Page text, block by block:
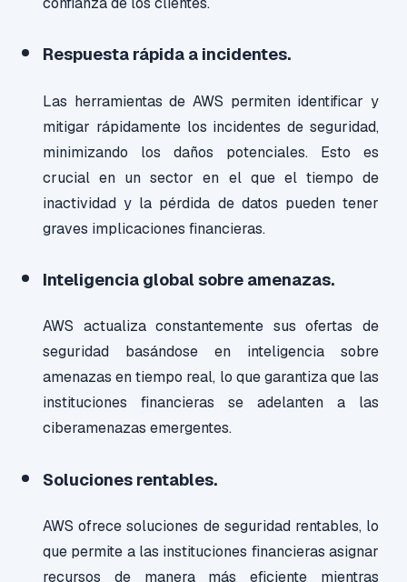
Respuesta rápida a incidentes.
Las herramientas de AWS permiten identificar y
mitigar rápidamente los incidentes de seguridad,
minimizando los daños potenciales. Esto es
crucial en un sector en el que el tiempo de
inactividad y la pérdida de datos pueden tener
graves implicaciones financieras.
Inteligencia global sobre amenazas.
AWS actualiza constantemente sus ofertas de
seguridad basándose en inteligencia sobre
amenazas en tiempo real, lo que garantiza que las
instituciones financieras se adelanten a las
ciberamenazas emergentes.
Soluciones rentables.
AWS ofrece soluciones de seguridad rentables, lo
que permite a las instituciones financieras asignar
recursos de manera más eficiente mientras